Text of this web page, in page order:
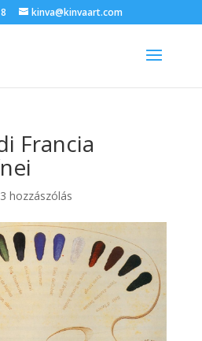
kinva@kinvaart.com
Francia
3 hozzászólás